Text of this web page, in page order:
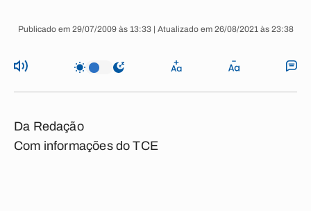
Publicado em 29/07/2009 às 13:33 | Atualizado em 26/08/2021 às 23:38
Da Redação
Com informações do TCE